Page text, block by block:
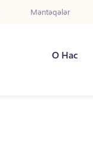
Məntəqələr
О Нас